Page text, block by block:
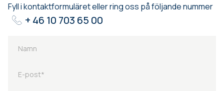
Fyll i kontaktformuläret eller ring oss på följande nummer
+ 46 10 703 65 00